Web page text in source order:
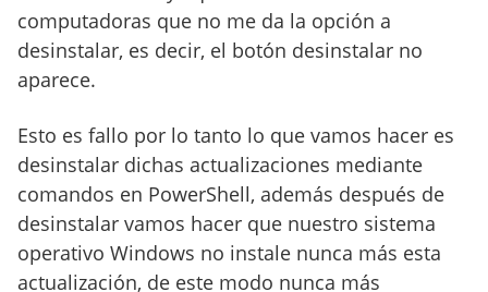
computadoras que no me da la opción a
desinstalar, es decir, el botón desinstalar no
aparece.
Esto es fallo por lo tanto lo que vamos hacer es
desinstalar dichas actualizaciones mediante
comandos en PowerShell, además después de
desinstalar vamos hacer que nuestro sistema
operativo Windows no instale nunca más esta
actualización, de este modo nunca más